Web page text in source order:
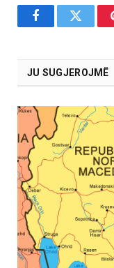
FacebookTwitter
JU SUGJEROJMË